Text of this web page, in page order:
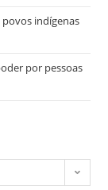
indígenas
por pessoas